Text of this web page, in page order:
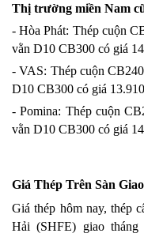
Thị trường miền Nam
- Hòa Phát: Thép cuộn
vằn D10 CB300 có giá
- VAS: Thép cuộn
D10 CB300 có giá
- Pomina: Thép cuộn
vằn D10 CB300 có giá
Giá Thép Trên Sàn
Giá thép hôm nay, thép
Hải (SHFE) giao